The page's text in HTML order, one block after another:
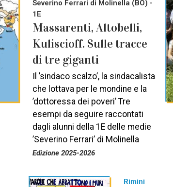
Severino Ferrari di Molinella (BO) -
1E
Massarenti, Altobelli,
Kuliscioff. Sulle tracce
di tre giganti
Il ’sindaco scalzo’, la sindacalista
che lottava per le mondine e la
’dottoressa dei poveri’ Tre
esempi da seguire raccontati
dagli alunni della 1E delle medie
’Severino Ferrari’ di Molinella
Edizione 2025-2026
Rimini